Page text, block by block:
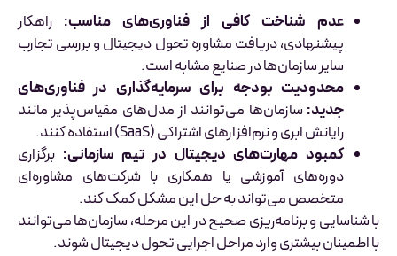
عدم شناخت کافی از فناوری‌های مناسب: راهکار
پیشنهادی، دریافت مشاوره تحول دیجیتال و بررسی تجارب
سایر سازمان‌ها در صنایع مشابه است.
محدودیت بودجه برای سرمایه‌گذاری در فناوری‌های
جدید: سازمان‌ها می‌توانند از مدل‌های مقیاس‌پذیر مانند
رایانش ابری و نرم‌افزارهای اشتراکی (SaaS) استفاده کنند.
کمبود مهارت‌های دیجیتال در تیم سازمانی: برگزاری
دوره‌های آموزشی یا همکاری با شرکت‌های مشاوره‌ای
متخصص می‌تواند به حل این مشکل کمک کند.
با شناسایی و برنامه‌ریزی صحیح در این مرحله، سازمان‌ها می‌توانند
با اطمینان بیشتری وارد مراحل اجرایی تحول دیجیتال شوند.